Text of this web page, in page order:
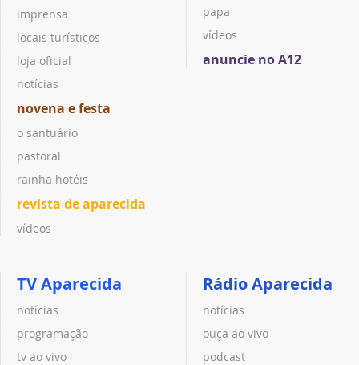
imprensa
locais turísticos
loja oficial
notícias
novena e festa
o santuário
pastoral
rainha hotéis
revista de aparecida
vídeos
papa
vídeos
anuncie no A12
TV Aparecida
notícias
programação
tv ao vivo
Rádio Aparecida
notícias
ouça ao vivo
podcast